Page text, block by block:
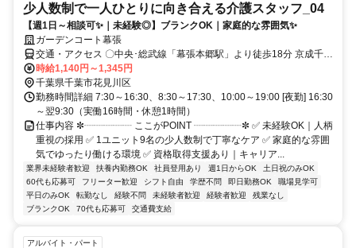
少人数制で一人ひとりに向き合える介護スタッフ_04
【週1日～相談可✨｜未経験◎】ブランクOK｜家庭的な雰囲気✨
ガーデンコート幕張
交通・アクセス 〇中央･総武線「幕張本郷駅」より徒歩18分 京成千葉
線「京成幕張駅」より徒歩16分 〇車通勤可・バイク通勤可(駐車場完
備) ※営業所によって異なります。気になる際は遠慮なくご連絡くだ
さい。
時給1,140円～1,345円
千葉県千葉市花見川区
勤務時間詳細 7:30～16:30、8:30～17:30、10:00～19:00 [夜勤] 16:30
～翌9:30（実働16時間・休憩1時間）
仕事内容 ✼┈┈┈┈┈ ここがPOINT ┈┈┈┈┈✼ ✅ 未経験OK｜人柄
重視の採用 ✅ 1ユニット9名の少人数制で丁寧なケア ✅ 家庭的な雰囲
気でゆったり働ける環境 ✅ 資格取得支援あり｜キャリア...
業界未経験者歓迎 扶養内勤務OK 社員登用あり 週1日からOK
土日祝のみOK
60代も応募可
フリーター歓迎 シフト自由 学歴不問 即日勤務OK
職場見学可
平日のみOK
転勤なし 経験不問 未経験者歓迎 経験者歓迎
残業なし
ブランクOK
70代も応募可 交通費支給
アルバイト・パート